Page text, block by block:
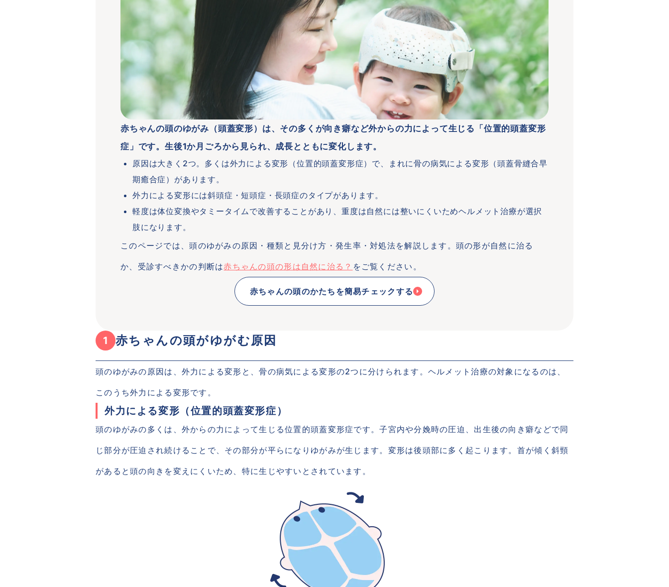
赤ちゃんの頭のゆがみ（頭蓋変形）は、その多くが向き癖など外からの力によって生じる「位置的頭蓋変形
症」です。生後1か月ごろから見られ、成長とともに変化します。
原因は大きく2つ。多くは外力による変形（位置的頭蓋変形症）で、まれに骨の病気による変形（頭蓋骨縫合早
期癒合症）があります。
外力による変形には斜頭症・短頭症・長頭症のタイプがあります。
軽度は体位変換やタミータイムで改善することがあり、重度は自然には整いにくいためヘルメット治療が選択
肢になります。
このページでは、頭のゆがみの原因・種類と見分け方・発生率・対処法を解説します。頭の形が自然に治る
か、受診すべきかの判断は赤ちゃんの頭の形は自然に治る？ をご覧ください。
赤ちゃんの頭のかたちを簡易チェックする
1 赤ちゃんの頭がゆがむ原因
頭のゆがみの原因は、外力による変形と、骨の病気による変形の2つに分けられます。ヘルメット治療の対象になるのは、
このうち外力による変形です。
外力による変形（位置的頭蓋変形症）
頭のゆがみの多くは、外からの力によって生じる位置的頭蓋変形症です。子宮内や分娩時の圧迫、出生後の向き癖などで同
じ部分が圧迫され続けることで、その部分が平らになりゆがみが生じます。変形は後頭部に多く起こります。首が傾く斜頸
があると頭の向きを変えにくいため、特に生じやすいとされています。